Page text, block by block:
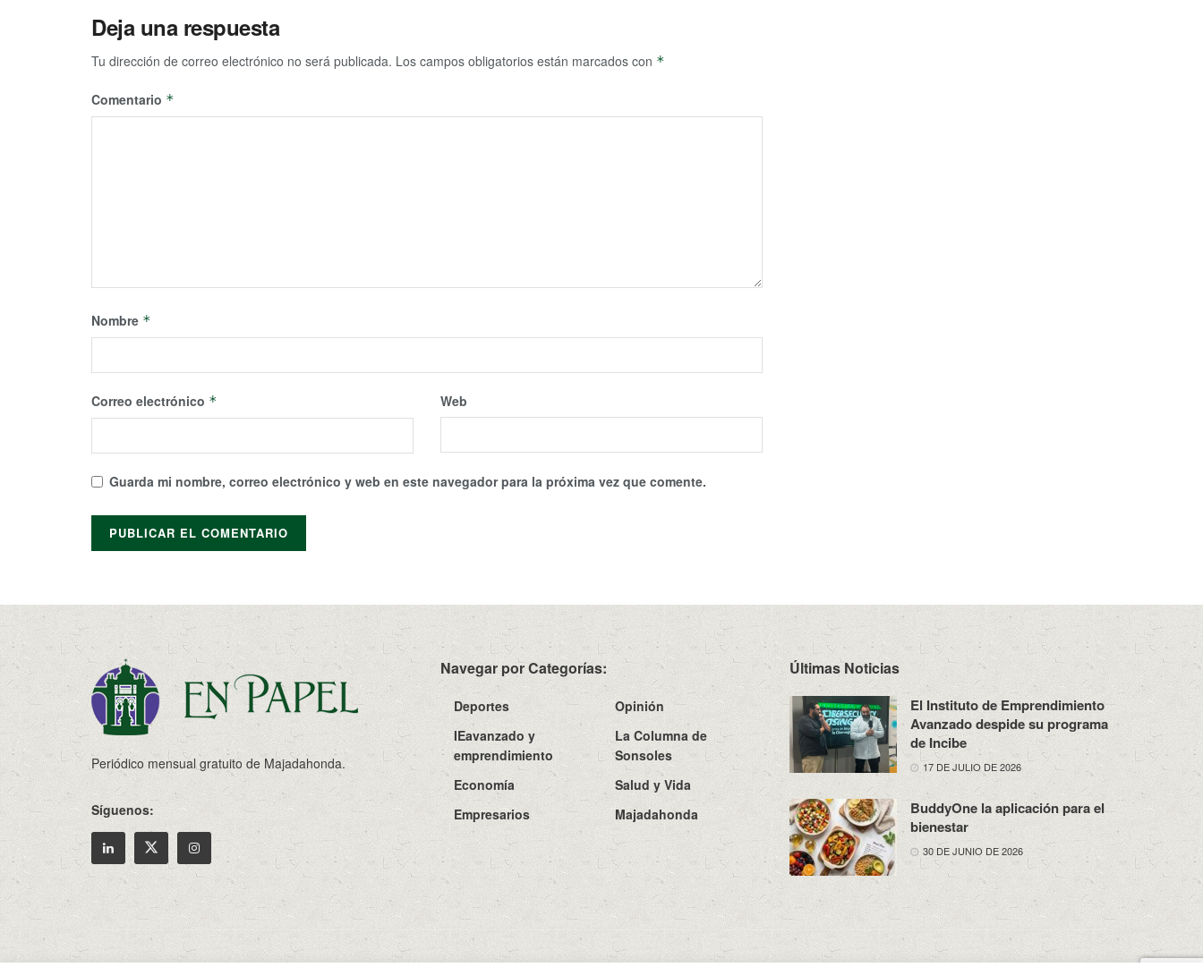
Deja una respuesta
Tu dirección de correo electrónico no será publicada. Los campos obligatorios están marcados con *
Comentario *
Nombre *
Correo electrónico * Web
Guarda mi nombre, correo electrónico y web en este navegador para la próxima vez que comente.
Periódico mensual gratuito de Majadahonda.
Síguenos:
Navegar por Categorías:
Deportes
Opinión
IEavanzado y
emprendimiento
La Columna de
Sonsoles
Economía
Salud y Vida
Empresarios
Majadahonda
Últimas Noticias
El Instituto de Emprendimiento
Avanzado despide su programa
de Incibe
17 DE JULIO DE 2026
BuddyOne la aplicación para el
bienestar
30 DE JUNIO DE 2026